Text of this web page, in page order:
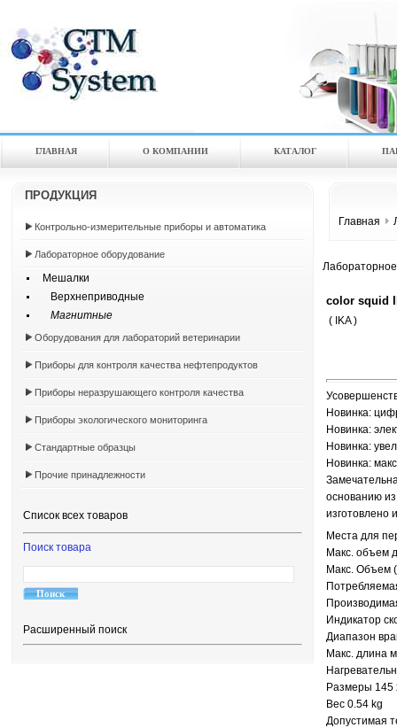
ГЛАВНАЯ О КОМПАНИИ КАТАЛOГ
ПРОДУКЦИЯ
Контрольно-измерительные приборы и автоматика
Лабораторное оборудование
Мешалки
Верхнеприводные
Магнитные
Оборудования для лабораторий ветеринарии
Приборы для контроля качества нефтепродуктов
Приборы неразрушающего контроля качества
Приборы экологического мониторинга
Стандартные образцы
Прочие принадлежности
Список всех товаров
Поиск товара
Расширенный поиск
Главная
color squid
( IKA )
Новинка:
Новинка:
Новинка:
Новинка:
основанию
изготовлено
Места для
Макс. объем
Макс. Объем
Индикатор
Диапазон
Макс. длина
Размеры 145
Вес 0.54 kg
Допустимая